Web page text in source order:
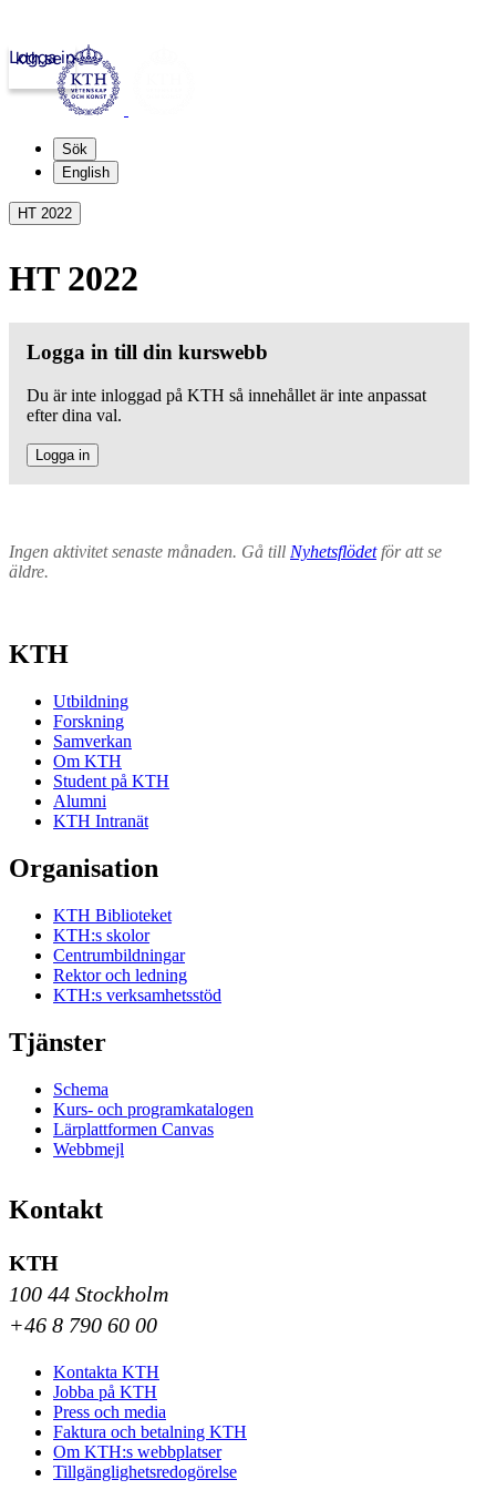
kth.se
Logga in
Sök
English
HT 2022
HT 2022
Logga in till din kurswebb
Du är inte inloggad på KTH så innehållet är inte anpassat
efter dina val.
Logga in
Ingen aktivitet senaste månaden. Gå till Nyhetsflödetför att se
äldre.
KTH
Utbildning
Forskning
Samverkan
Om KTH
Student på KTH
Alumni
KTH Intranät
Organisation
KTH Biblioteket
KTH:s skolor
Centrumbildningar
Rektor och ledning
KTH:s verksamhetsstöd
Tjänster
Schema
Kurs- och programkatalogen
Lärplattformen Canvas
Webbmejl
Kontakt
KTH
100 44 Stockholm
+46 8 790 60 00
Kontakta KTH
Jobba på KTH
Press och media
Faktura och betalning KTH
Om KTH:s webbplatser
Tillgänglighetsredogörelse